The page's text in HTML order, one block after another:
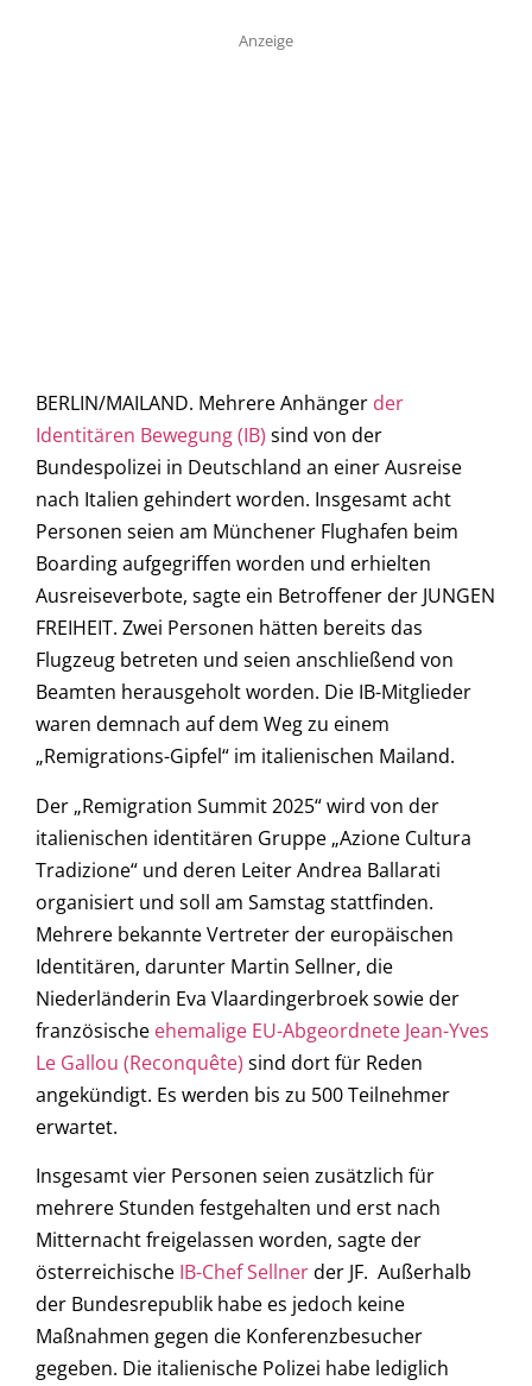
Anzeige
BERLIN/MAILAND. Mehrere Anhänger der
Identitären Bewegung (IB) sind von der
Bundespolizei in Deutschland an einer Ausreise
nach Italien gehindert worden. Insgesamt acht
Personen seien am Münchener Flughafen beim
Boarding aufgegriffen worden und erhielten
Ausreiseverbote, sagte ein Betroffener der JUNGEN
FREIHEIT. Zwei Personen hätten bereits das
Flugzeug betreten und seien anschließend von
Beamten herausgeholt worden. Die IB-Mitglieder
waren demnach auf dem Weg zu einem
„Remigrations-Gipfel“ im italienischen Mailand.
Der „Remigration Summit 2025“ wird von der
italienischen identitären Gruppe „Azione Cultura
Tradizione“ und deren Leiter Andrea Ballarati
organisiert und soll am Samstag stattfinden.
Mehrere bekannte Vertreter der europäischen
Identitären, darunter Martin Sellner, die
Niederländerin Eva Vlaardingerbroek sowie der
französische ehemalige EU-Abgeordnete Jean-Yves
Le Gallou (Reconquête) sind dort für Reden
angekündigt. Es werden bis zu 500 Teilnehmer
erwartet.
Insgesamt vier Personen seien zusätzlich für
mehrere Stunden festgehalten und erst nach
Mitternacht freigelassen worden, sagte der
österreichische IB-Chef Sellnerder JF. Außerhalb
der Bundesrepublik habe es jedoch keine
Maßnahmen gegen die Konferenzbesucher
gegeben. Die italienische Polizei habe lediglich